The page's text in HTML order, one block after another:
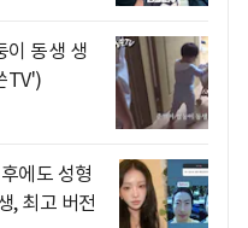
동생 생
TV')
에도 성형
, 최고 버전